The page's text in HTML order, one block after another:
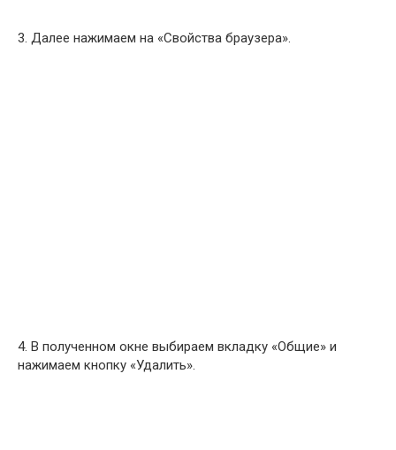
3. Далее нажимаем на «Свойства браузера».
4. В полученном окне выбираем вкладку «Общие» и
нажимаем кнопку «Удалить».